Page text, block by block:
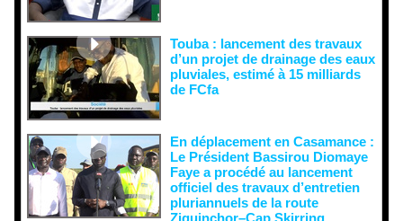
Touba : lancement des travaux
d’un projet de drainage des eaux
pluviales, estimé à 15 milliards
de FCfa ‎
En déplacement en Casamance :
Le Président Bassirou Diomaye
Faye a procédé au lancement
officiel des travaux d’entretien
pluriannuels de la route
Ziguinchor–Cap Skirring